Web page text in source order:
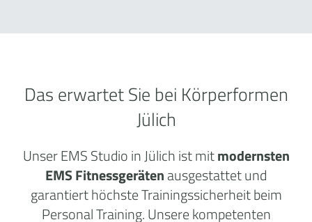
Das erwartet Sie bei Körperformen
Jülich
Unser EMS Studio in Jülich ist mitmodernsten
EMS Fitnessgerätenausgestattet und
garantiert höchste Trainingssicherheit beim
Personal Training. Unsere kompetenten